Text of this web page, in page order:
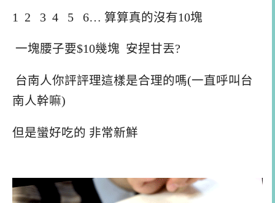
1 2 3 4 5 6… 算算真的沒有10塊
一塊腰子要$10幾塊 安捏甘丟?
台南人你評評理這樣是合理的嗎(一直呼叫台
南人幹嘛)
但是蠻好吃的 非常新鮮